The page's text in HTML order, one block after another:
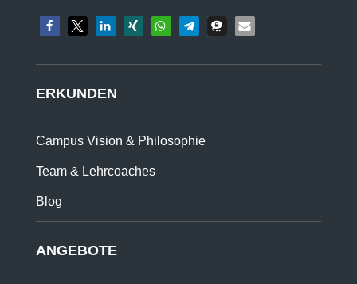
ERKUNDEN
Campus Vision & Philosophie
Team & Lehrcoaches
Blog
ANGEBOTE